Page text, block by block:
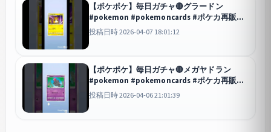
【ポケポケ】毎日ガチャ🔴グラードン
#pokemon #pokemoncards #ポケカ再販最
新情報 #ポケモン #ポケモンカード #ポケカ
#ポケカ開封 #おれポケ
投稿日時 2026-04-07 18:01:12
【ポケポケ】毎日ガチャ🔴メガヤドラン
#pokemon #pokemoncards #ポケカ再販最
新情報 #ポケモン #ポケモンカード #ポケカ
#おれポケ
投稿日時 2026-04-06 21:01:39